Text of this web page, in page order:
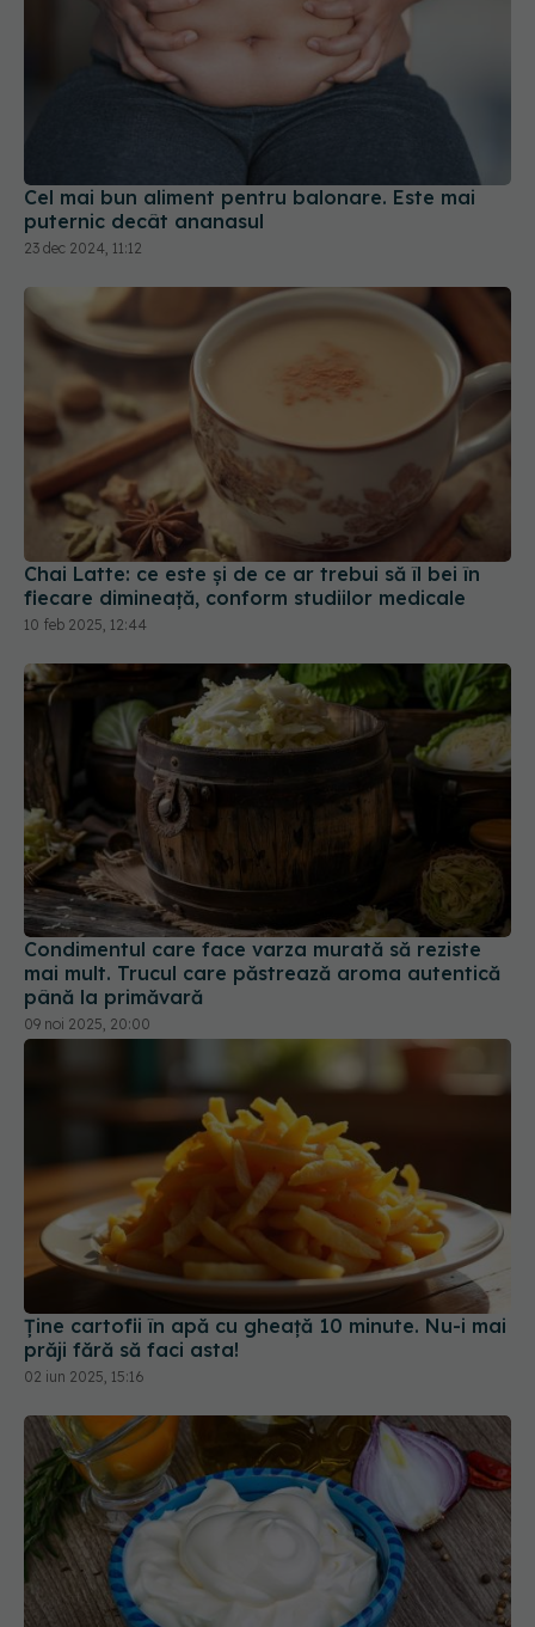
Cel mai bun aliment pentru balonare. Este mai
puternic decât ananasul
Chai Latte: ce este și de ce ar trebui să îl bei în
fiecare dimineață, conform studiilor medicale
10 feb 2025, 12:44
Condimentul care face varza murată să reziste
mai mult. Trucul care păstrează aroma autentică
până la primăvară
09 noi 2025, 20:00
Ține cartofii în apă cu gheață 10 minute. Nu-i mai
prăji fără să faci asta!
Cum faci o maioneză care nu se taie niciodată